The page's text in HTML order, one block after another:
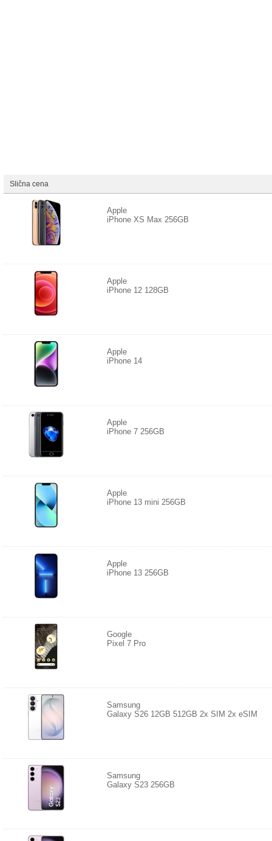
Slična cena
Apple
iPhone XS Max 256GB
Apple
iPhone 12 128GB
Apple
iPhone 14
Apple
iPhone 7 256GB
Apple
iPhone 13 mini 256GB
Apple
iPhone 13 256GB
Google
Pixel 7 Pro
Samsung
Galaxy S26 12GB 512GB 2x SIM 2x eSIM
Samsung
Galaxy S23 256GB